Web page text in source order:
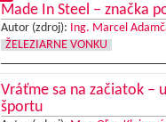
Made In Steel – značka
Autor (zdroj): Ing. Marcel
ŽELEZIARNE VONKU
Vráťme sa na začiatok –
športu